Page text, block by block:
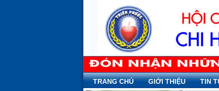
TRANG CHỦ GIỚI THIỆU TIN